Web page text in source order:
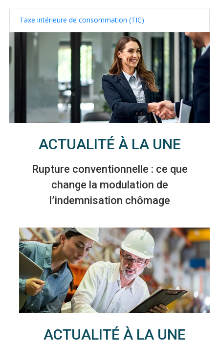
Taxe intérieure de consommation (TIC)
ACTUALITÉ À LA UNE
Rupture conventionnelle : ce que
change la modulation de
l’indemnisation chômage
ACTUALITÉ À LA UNE